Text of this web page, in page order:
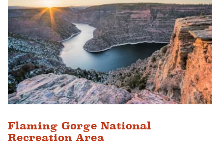
Flaming Gorge National
Recreation Area